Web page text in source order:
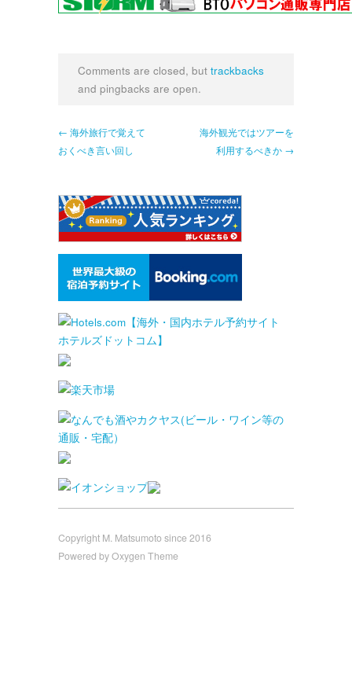
Comments are closed, but trackbacks
and pingbacks are open.
← 海外旅行で覚えて
おくべき言い回し
海外観光ではツアーを
利用するべきか →
Copyright M. Matsumoto since 2016
Powered by Oxygen Theme